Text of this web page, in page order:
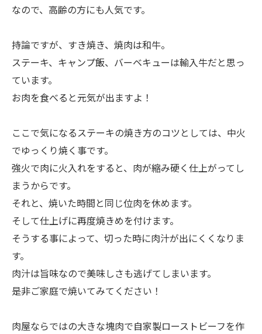
なので、高齢の方にも人気です。
持論ですが、すき焼き、焼肉は和牛。
ステーキ、キャンプ飯、バーベキューは輸入牛だと思っ
ています。
お肉を食べると元気が出ますよ！
ここで気になるステーキの焼き方のコツとしては、中火
でゆっくり焼く事です。
強火で肉に火入れをすると、肉が縮み硬く仕上がってし
まうからです。
それと、焼いた時間と同じ位肉を休めます。
そして仕上げに再度焼きめを付けます。
そうする事によって、切った時に肉汁が出にくくなりま
す。
肉汁は旨味なので美味しさも逃げてしまいます。
是非ご家庭で焼いてみてください！
肉屋ならではの大きな塊肉で自家製ローストビーフを作